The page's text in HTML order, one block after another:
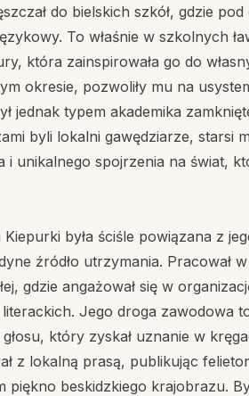
do bielskich szkół, gdzie
To właśnie w szkolnych
która zainspirowała go do
okresie, pozwoliły mu na
jednak typem akademika
byli lokalni gawędziarze, starsi
i unikalnego spojrzenia na świat,
była ściśle powiązana z
źródło utrzymania. Pracował
gdzie angażował się w
Jego droga zawodowa
który zyskał uznanie w
z lokalną prasą, publikując
piękno beskidzkiego krajobrazu.